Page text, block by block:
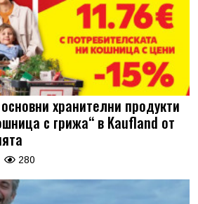
хранителни продукти
с грижа“ в Kaufland от
280